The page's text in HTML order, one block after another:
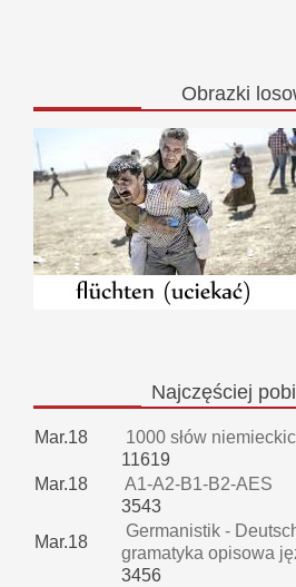
Obrazki
Najczęściej
Mar.18
1000 słów
11619
Mar.18
A1-A2-B1-B2-AES
3543
Mar.18
Germanistik -
gramatyka opisowa
3456